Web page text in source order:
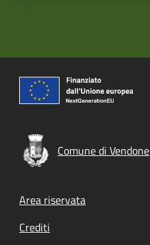
Comune di Vendone
Footer menu
Area riservata
Crediti